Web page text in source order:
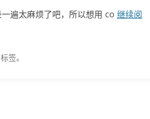
遍太麻烦了吧，所以想用 co 继续阅
标签。